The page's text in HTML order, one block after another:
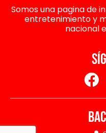
Somos una pagina de
entretenimiento y
nacional